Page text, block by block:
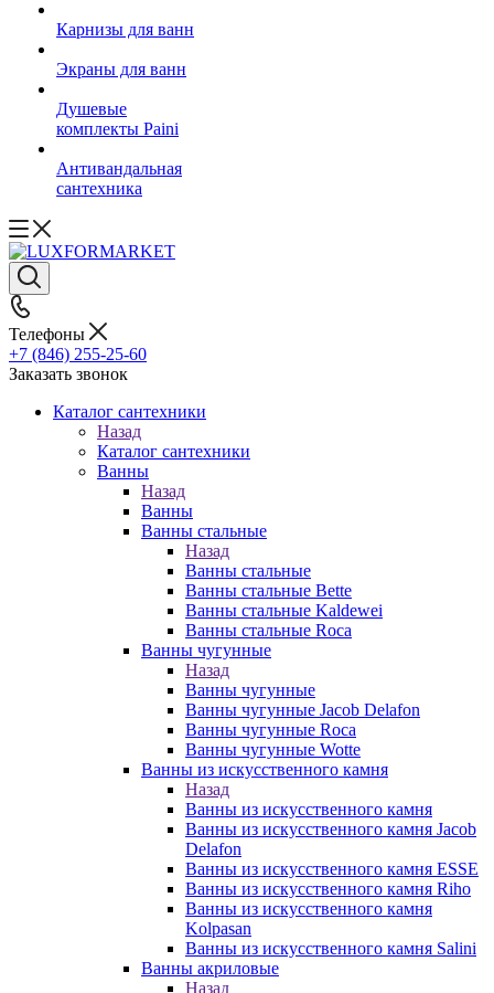
Карнизы для ванн
Экраны для ванн
Душевые
комплекты Paini
Антивандальная
сантехника
Телефоны
+7 (846) 255-25-60
Заказать звонок
Каталог сантехники
Назад
Каталог сантехники
Ванны
Назад
Ванны
Ванны стальные
Назад
Ванны стальные
Ванны стальные Bette
Ванны стальные Kaldewei
Ванны стальные Roca
Ванны чугунные
Назад
Ванны чугунные
Ванны чугунные Jacob Delafon
Ванны чугунные Roca
Ванны чугунные Wotte
Ванны из искусственного камня
Назад
Ванны из искусственного камня
Ванны из искусственного камня Jacob
Delafon
Ванны из искусственного камня ESSE
Ванны из искусственного камня Riho
Ванны из искусственного камня
Kolpasan
Ванны из искусственного камня Salini
Ванны акриловые
Назад